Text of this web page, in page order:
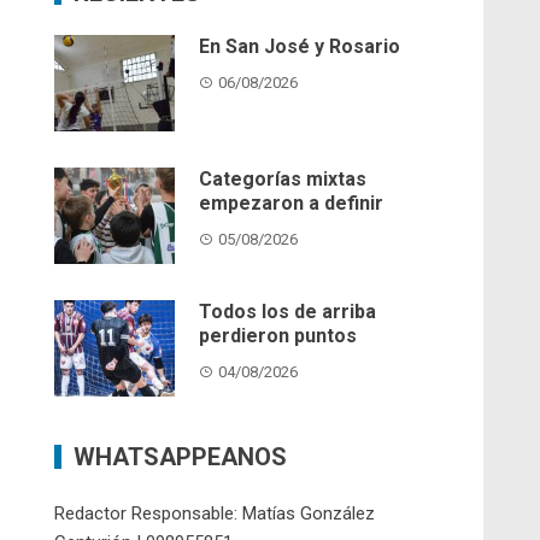
En San José y Rosario
06/08/2026
Categorías mixtas
empezaron a definir
05/08/2026
Todos los de arriba
perdieron puntos
04/08/2026
WHATSAPPEANOS
Redactor Responsable: Matías González